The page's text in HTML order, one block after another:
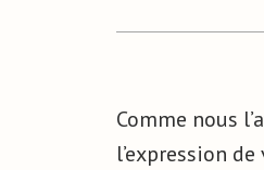
Comme nous
l’expression